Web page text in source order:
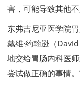
害，可能导致其他
东弗吉尼亚医学院
戴维·约翰逊（
地交给胃肠内科医
尝试做正确的事情。